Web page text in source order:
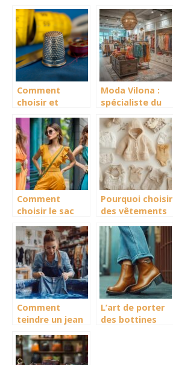
pratique aux
serviettes de
plage
traditionnelles
cachemire col v
pour femme
Comment
choisir et
patrons pdf de
couture pour
des créations
tendance
Moda Vilona :
spécialiste du
féminin à petits
prix
Comment
choisir le sac
idéal pour
toutes les
occasions
Pourquoi choisir
des vêtements
main pour bébé
est un choix
intelligent et
écologique
Comment
teindre un jean
étapes simples
et rapides
L’art de porter
des bottines